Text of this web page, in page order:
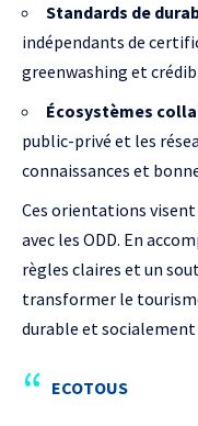
Standards de
indépendants de
greenwashing et
Écosystèmes
public-privé et les
connaissances et
Ces orientations
avec les ODD. En
règles claires et un
transformer le
durable et
ECOTOUS